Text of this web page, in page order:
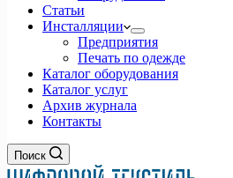
Статьи
Инсталляции
Предприятия
Печать по одежде
Каталог оборудования
Каталог услуг
Архив журнала
Контакты
Поиск